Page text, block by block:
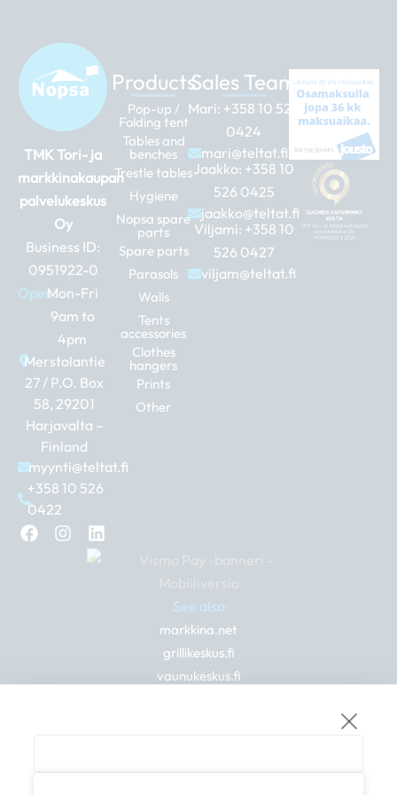
TMK Tori- ja
markkinakaupan
palvelukeskus
Oy
Business ID:
0951922-0
Open:Mon-Fri
9am to
4pm
Merstolantie
27 / P.O. Box
58, 29201
Harjavalta –
Finland
myynti@teltat.fi
+358 10 526
0422
F
a
I
n
L
i
n
Products
Pop-up /
Folding tent
Tables and
benches
Trestle tables
Hygiene
Nopsa spare
parts
Spare parts
Parasols
Walls
Tents
accessories
Clothes
hangers
Prints
Other
Sales Team
Mari: +358 10 526
0424
mari@teltat.fi
Jaakko: +358 10
526 0425
jaakko@teltat.fi
Viljami: +358 10
526 0427
viljam@teltat.fi
See also:
markkina.net
grillikeskus.fi
vaunukeskus.fi